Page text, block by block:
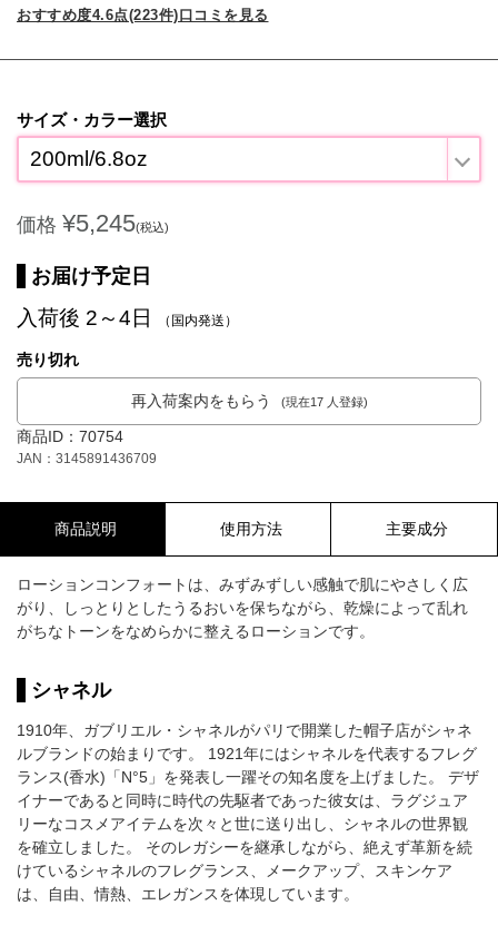
おすすめ度4.6点(223件)口コミを見る
サイズ・カラー選択
200ml/6.8oz
価格 ¥5,245(税込)
お届け予定日
入荷後 2～4日 （国内発送）
売り切れ
再入荷案内をもらう (現在17 人登録)
商品ID：70754
JAN：3145891436709
商品説明 使用方法 主要成分
ローションコンフォートは、みずみずしい感触で肌にやさしく広
がり、しっとりとしたうるおいを保ちながら、乾燥によって乱れ
がちなトーンをなめらかに整えるローションです。
シャネル
1910年、ガブリエル・シャネルがパリで開業した帽子店がシャネ
ルブランドの始まりです。 1921年にはシャネルを代表するフレグ
ランス(香水)「N°5」を発表し一躍その知名度を上げました。 デザ
イナーであると同時に時代の先駆者であった彼女は、ラグジュア
リーなコスメアイテムを次々と世に送り出し、シャネルの世界観
を確立しました。 そのレガシーを継承しながら、絶えず革新を続
けているシャネルのフレグランス、メークアップ、スキンケア
は、自由、情熱、エレガンスを体現しています。